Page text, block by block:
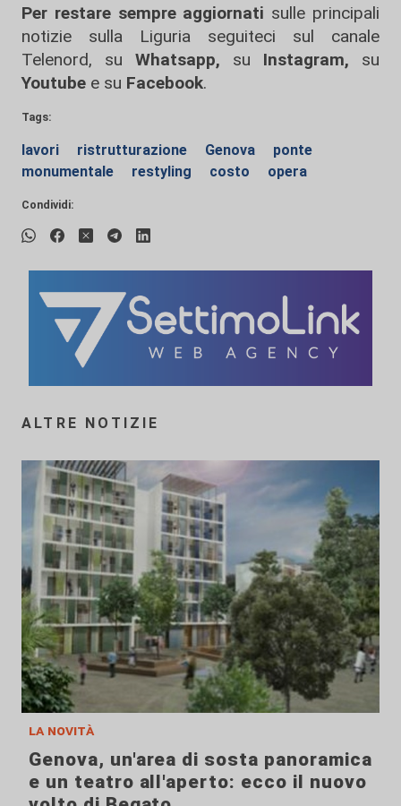
Per restare sempre aggiornati sulle principali
notizie sulla Liguria seguiteci sul canale
Telenord, su
Whatsapp, su Instagram, su
Youtube e su Facebook.
Tags:
lavori ristrutturazione Genova
ponte
monumentale
restyling costo opera
Condividi:
ALTRE NOTIZIE
la novità
Genova, un'area di sosta panoramica
e un teatro all'aperto: ecco il nuovo